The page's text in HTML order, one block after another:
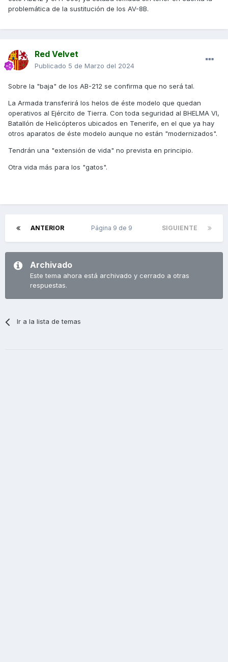
problemática de la sustitución de los AV-8B.
Red Velvet
Publicado 5 de Marzo del 2024
Sobre la "baja" de los AB-212 se confirma que no será tal.
La Armada transferirá los helos de éste modelo que quedan
operativos al Ejército de Tierra. Con toda seguridad al BHELMA VI,
Batallón de Helicópteros ubicados en Tenerife, en el que ya hay
otros aparatos de éste modelo aunque no están "modernizados".
Tendrán una "extensión de vida" no prevista en principio.
Otra vida más para los "gatos".
ANTERIOR SIGUIENTE
Página 9 de 9
Archivado
Este tema ahora está archivado y cerrado a otras
respuestas.
Ir a la lista de temas